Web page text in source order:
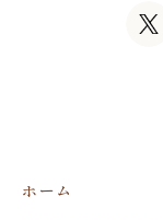
ホーム